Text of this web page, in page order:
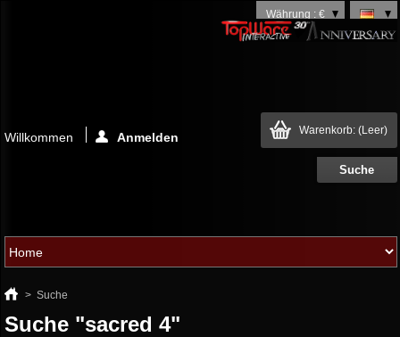
Währung : €
Warenkorb: (Leer)
Willkommen Anmelden
> Suche
Suche "sacred 4"